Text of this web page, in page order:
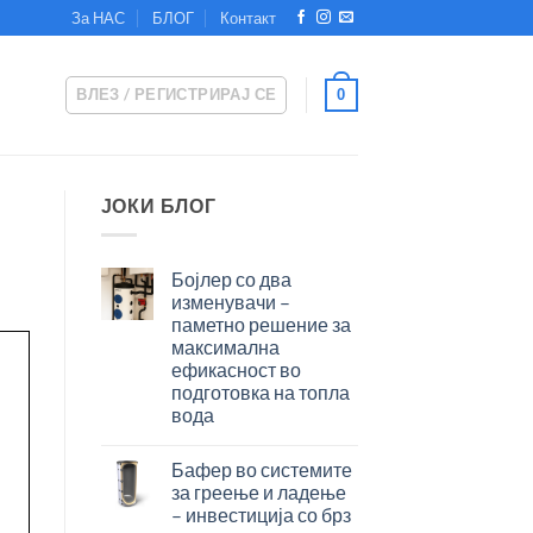
За НАС БЛОГ Контакт
ВЛЕЗ / РЕГИСТРИРАЈ СЕ 0
ЈОКИ БЛОГ
Бојлер со два
изменувачи –
паметно решение за
максимална
ефикасност во
подготовка на топла
вода
со
два
изменувачи
–
Бафер во системите
за греење и ладење
– инвестиција со брз